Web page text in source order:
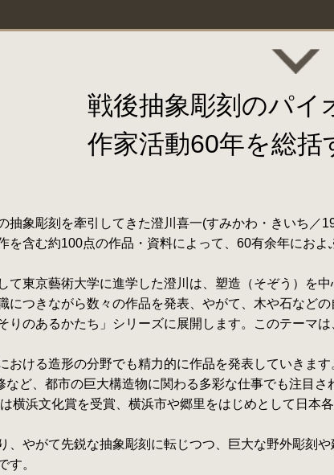
戦後抽象彫刻のパイ
作家活動60年を総括
抽象彫刻を牽引してきた澄川喜一(すみかわ・きいち／
を含む約100点の作品・資料によって、60有余年におよ
て東京藝術大学に進学した澄川は、塑造（そぞう）を
につきながら数々の作品を発表、やがて、木や石など
りのあるかたち」シリーズに展開します。このテーマ
おける造形の分野でも精力的に作品を発表していきま
など、都市の巨大構造物に関わる多彩な仕事でも注目
横浜文化賞を受賞、横浜市や郷里をはじめとして日本
、やがて先鋭な抽象彫刻に転じつつ、巨大な野外彫刻
す。